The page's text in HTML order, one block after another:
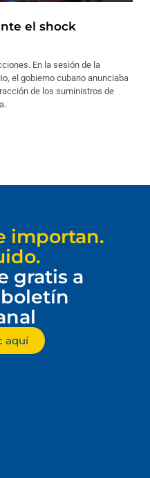
el shock
En la sesión de la
el gobierno cubano anunciaba
de los suministros de
importan.
gratis a
aquí